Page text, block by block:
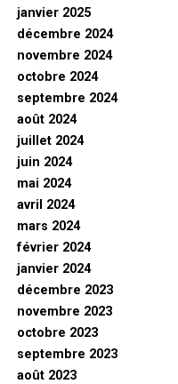
janvier 2025
décembre 2024
novembre 2024
octobre 2024
septembre 2024
août 2024
juillet 2024
juin 2024
mai 2024
avril 2024
mars 2024
février 2024
janvier 2024
décembre 2023
novembre 2023
octobre 2023
septembre 2023
août 2023